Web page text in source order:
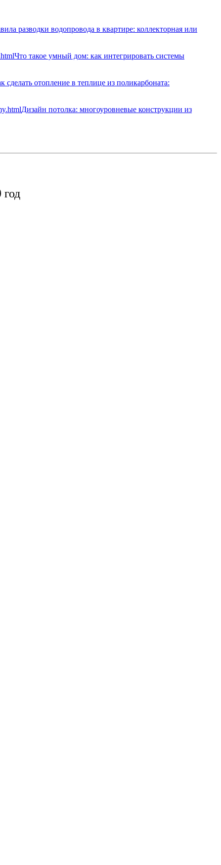
разводки водопровода в квартире: коллекторная или
Что такое умный дом: как интегрировать системы
сделать отопление в теплице из поликарбоната:
Дизайн потолка: многоуровневые конструкции из